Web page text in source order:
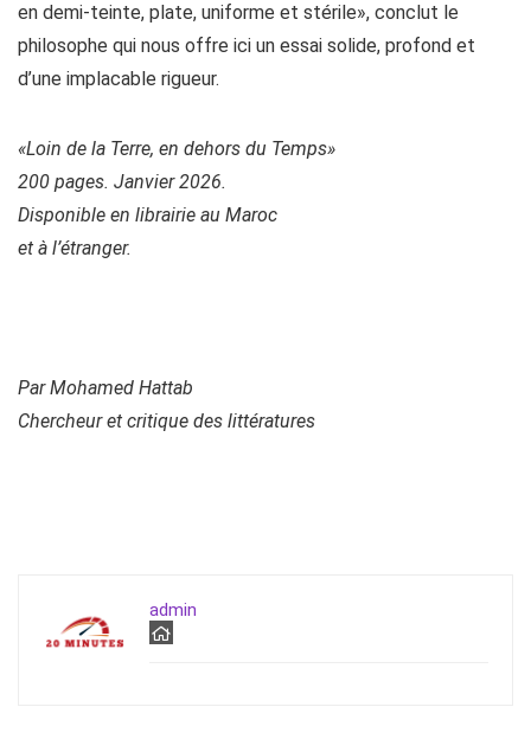
en demi-teinte, plate, uniforme et stérile», conclut le
philosophe qui nous offre ici un essai solide, profond et
d’une implacable rigueur.
«Loin de la Terre, en dehors du Temps»
200 pages. Janvier 2026.
Disponible en librairie au Maroc
et à l’étranger.
Par Mohamed Hattab
Chercheur et critique des littératures
admin